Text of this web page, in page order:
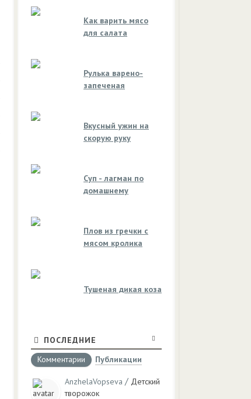
Как варить мясо
для салата
Рулька варено-
запеченая
Вкусный ужин на
скорую руку
Суп - лагман по
домашнему
Плов из гречки с
мясом кролика
Тушеная дикая коза
ПОСЛЕДНИЕ
Комментарии
Публикации
AnzhelaVopseva / Детский
творожок